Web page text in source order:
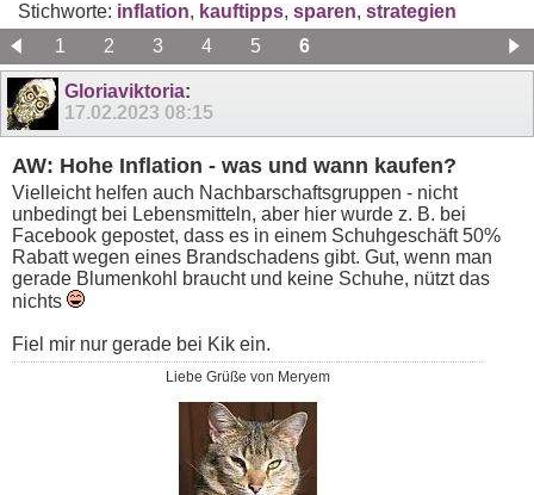
Stichworte: inflation, kauftipps, sparen, strategien
1
2 3 4 5 6
Gloriaviktoria:
17.02.2023 08:15
AW: Hohe Inflation - was und wann kaufen?
Vielleicht helfen auch Nachbarschaftsgruppen - nicht
unbedingt bei Lebensmitteln, aber hier wurde z. B. bei
Facebook gepostet, dass es in einem Schuhgeschäft 50%
Rabatt wegen eines Brandschadens gibt. Gut, wenn man
gerade Blumenkohl braucht und keine Schuhe, nützt das
nichts
Fiel mir nur gerade bei Kik ein.
Liebe Grüße von Meryem